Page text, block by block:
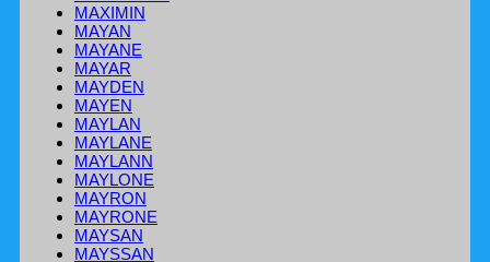
MAXIMIN
MAYAN
MAYANE
MAYAR
MAYDEN
MAYEN
MAYLAN
MAYLANE
MAYLANN
MAYLONE
MAYRON
MAYRONE
MAYSAN
MAYSSAN